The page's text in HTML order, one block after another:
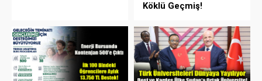
Köklü Geçmiş!